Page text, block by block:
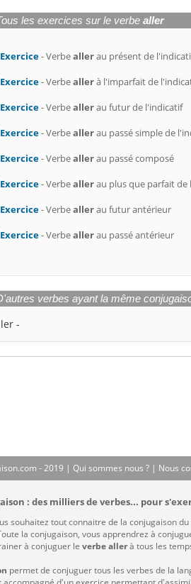
les exercices sur le verbealler
Exercice- Verbeallerau présent de
Exercice- Verbeallerà l'imparfait de
Exercice- Verbeallerau futur de l'indicatif
Exercice- Verbeallerau passé simple de
Exercice- Verbeallerau passé composé
Exercice- Verbeallerau plus que parfait
Exercice- Verbeallerau futur antérieur
Exercice- Verbeallerau passé antérieur
verbes ayant la même
-
- 2019 | Qui sommes nous ? | Nous
: des milliers de verbes... pour
souhaitez tout connaitre de la conjugaison du
la conjugaison, vous apprendrez à
à conjuguer le verbe allerà tous les
permet de conjuguer tous les verbes de la